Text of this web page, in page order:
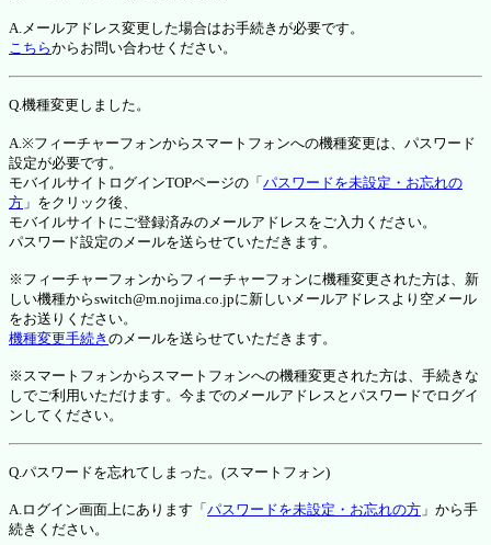
A.メールアドレス変更した場合はお手続きが必要です。
こちらからお問い合わせください。
Q.機種変更しました。
A.※フィーチャーフォンからスマートフォンへの機種変更は、パスワード
設定が必要です。
モバイルサイトログインTOPページの「 パスワードを未設定・お忘れの
方 」をクリック後、
モバイルサイトにご登録済みのメールアドレスをご入力ください。
パスワード設定のメールを送らせていただきます。
※フィーチャーフォンからフィーチャーフォンに機種変更された方は、新
しい機種からswitch@m.nojima.co.jpに新しいメールアドレスより空メール
をお送りください。
機種変更手続き のメールを送らせていただきます。
※スマートフォンからスマートフォンへの機種変更された方は、手続きな
しでご利用いただけます。今までのメールアドレスとパスワードでログイ
ンしてください。
Q.パスワードを忘れてしまった。(スマートフォン)
A.ログイン画面上にあります「 パスワードを未設定・お忘れの方 」から手
続きください。